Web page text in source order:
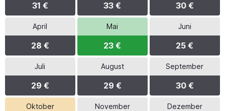
31 € 33 € 30 €
April
28 €
Mai
23 €
Juni
25 €
Juli
29 €
August
29 €
September
30 €
Oktober November Dezember